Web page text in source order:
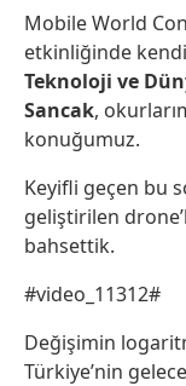
Mobile World
etkinliğinde
Teknoloji ve
Sancak,
konuğumuz.
Keyifli geçen bu
geliştirilen
bahsettik.
#video_11312#
Değişimin
Türkiye’nin